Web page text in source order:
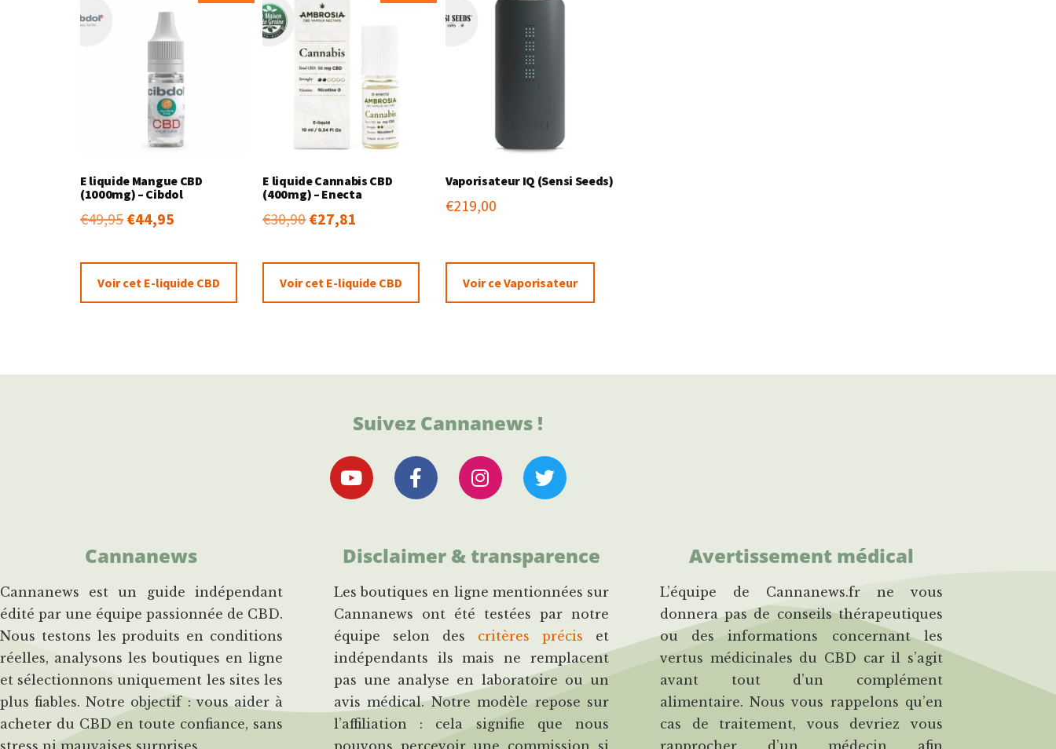
E liquide Mangue CBD
(1000mg) – Cibdol
€49,95 €44,95
Voir cet E-liquide CBD
E liquide Cannabis CBD
(400mg) – Enecta
€30,90€27,81
Voir cet E-liquide CBD
Vaporisateur IQ (Sensi Seeds)
€219,00
Voir ce Vaporisateur
Suivez Cannanews !
Cannanews
Cannanews est un guide indépendant
édité par une équipe passionnée de CBD.
Nous testons les produits en conditions
réelles, analysons les boutiques en ligne
et sélectionnons uniquement les sites les
plus fiables. Notre objectif : vous aider à
acheter du CBD en toute confiance, sans
stress ni mauvaises surprises.
Disclaimer & transparence
Les boutiques en ligne mentionnées sur
Cannanews ont été testées par notre
équipe selon des critères précis et
indépendants ils mais ne remplacent
pas une analyse en laboratoire ou un
avis médical. Notre modèle repose sur
l’affiliation : cela signifie que nous
pouvons percevoir une commission si
Avertissement médical
L’équipe de Cannanews.fr ne vous
donnera pas de conseils thérapeutiques
ou des informations concernant les
vertus médicinales du CBD car il s’agit
avant tout d’un complément
alimentaire. Nous vous rappelons qu’en
cas de traitement, vous devriez vous
rapprocher d’un médecin afin